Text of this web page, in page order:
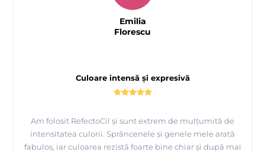
Culoare intensă și expresivă
Am folosit RefectoCil și sunt extrem de mulțumită de
intensitatea culorii. Sprâncenele și genele mele arată
fabulos, iar culoarea rezistă foarte bine chiar și după mai
Emilia
Florescu